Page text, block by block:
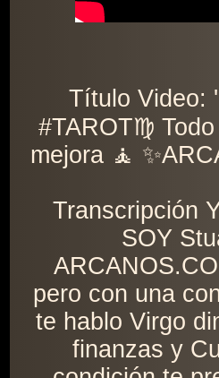
Título Video:
#TAROT♍️
mejora 🧘
Transcripción
SOY
pero con una
te hablo Virgo
finanzas y